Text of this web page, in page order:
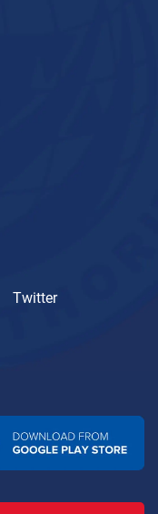
Twitter